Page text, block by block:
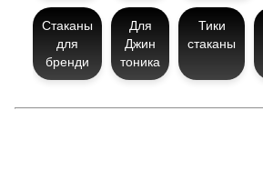
Стаканы
для
бренди
Для
Джин
тоника
Тики
стаканы